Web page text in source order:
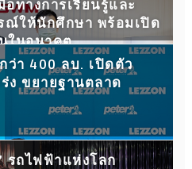
ทางการเรียนรู้และ
ณ์ให้นักศึกษา พร้อมเปิด
ในอนาคต
ว่า 400 ลบ. เปิดตัว
ง ขยายฐานตลาด
รถไฟฟ้าแห่งโลก